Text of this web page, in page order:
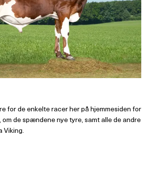
for de enkelte racer her på hjemmesiden for
de spændene nye tyre, samt alle de andre
Viking.